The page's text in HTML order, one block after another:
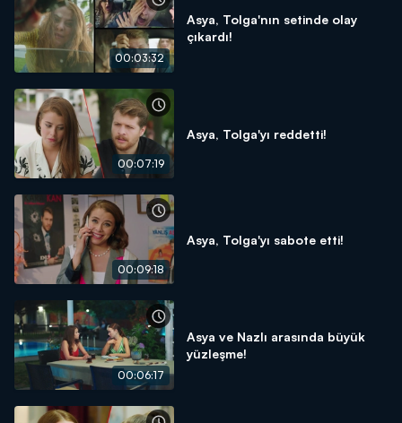
00:03:32
Asya, Tolga'nın setinde olay
çıkardı!
00:07:19
Asya, Tolga'yı reddetti!
00:09:18
Asya, Tolga'yı sabote etti!
00:06:17
Asya ve Nazlı arasında büyük
yüzleşme!